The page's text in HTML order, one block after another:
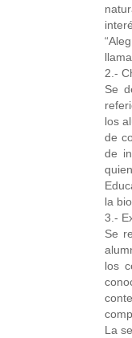
2.-
Se
los
de
de
la
3.-
Se
los
La